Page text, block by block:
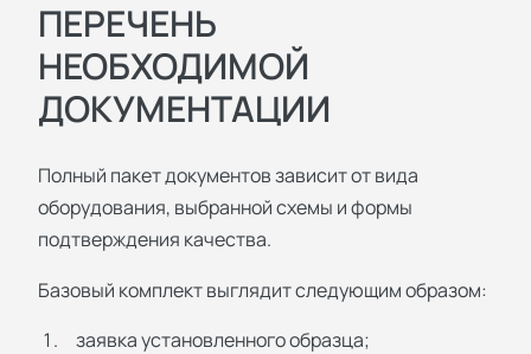
ПЕРЕЧЕНЬ
НЕОБХОДИМОЙ
ДОКУМЕНТАЦИИ
Полный пакет документов зависит от вида
оборудования, выбранной схемы и формы
подтверждения качества.
Базовый комплект выглядит следующим образом:
заявка установленного образца;